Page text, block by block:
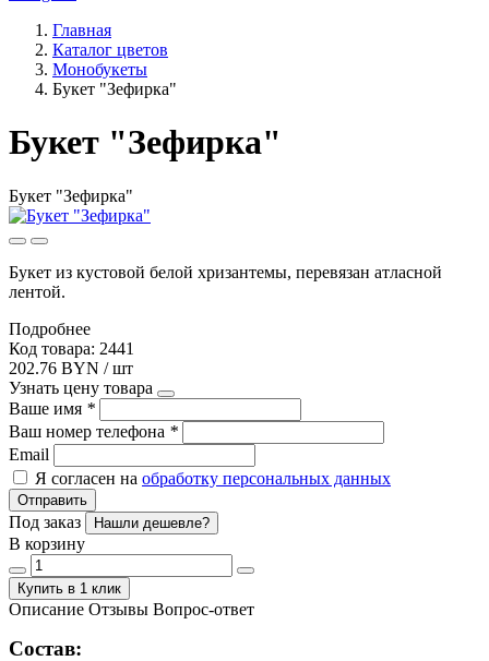
Главная
Каталог цветов
Монобукеты
Букет "Зефирка"
Букет "Зефирка"
Букет "Зефирка"
Букет из кустовой белой хризантемы, перевязан атласной
лентой.
Подробнее
Код товара: 2441
202.76 BYN / шт
Узнать цену товара
Ваше имя *
Ваш номер телефона *
Email
Я согласен на обработку персональных данных
Отправить
Под заказ Нашли дешевле?
В корзину
Купить в 1 клик
Описание Отзывы Вопрос-ответ
Состав: